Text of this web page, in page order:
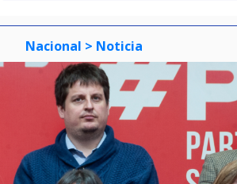
Nacional > Noticia